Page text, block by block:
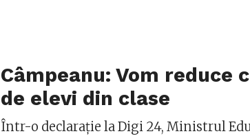
Câmpeanu: Vom reduce
de elevi din clase
Într-o declarație la Digi 24, Ministrul